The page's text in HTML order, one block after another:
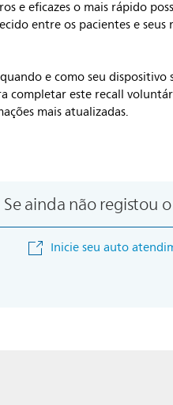
e eficazes o mais rápido
entre os pacientes e
e como seu
este recall
mais atualizadas.
Se ainda não registou
Inicie seu auto